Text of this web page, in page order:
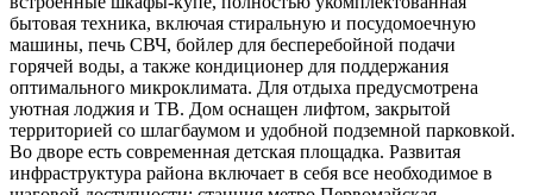
бытовая техника, включая стиральную и посудомоечную
машины, печь СВЧ, бойлер для бесперебойной подачи
горячей воды, а также кондиционер для поддержания
оптимального микроклимата. Для отдыха предусмотрена
уютная лоджия и ТВ. Дом оснащен лифтом, закрытой
территорией со шлагбаумом и удобной подземной парковкой.
Во дворе есть современная детская площадка. Развитая
инфраструктура района включает в себя все необходимое в